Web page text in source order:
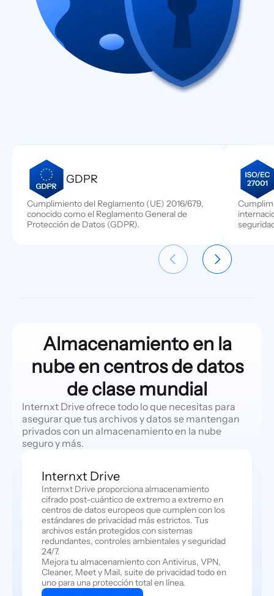
GDPR
Cumplimiento del Reglamento (UE) 2016/679,
conocido como el Reglamento General de
Protección de Datos (GDPR).
Almacenamiento en la
nube en centros de datos
de clase mundial
Internxt Drive ofrece todo lo que necesitas para
asegurar que tus archivos y datos se mantengan
privados con un almacenamiento en la nube
seguro y más.
Internxt Drive
Internxt Drive proporciona almacenamiento
cifrado post-cuántico de extremo a extremo en
centros de datos europeos que cumplen con los
estándares de privacidad más estrictos. Tus
archivos están protegidos con sistemas
redundantes, controles ambientales y seguridad
24/7.
Mejora tu almacenamiento con Antivirus, VPN,
Cleaner, Meet y Mail, suite de privacidad todo en
uno para una protección total en línea.